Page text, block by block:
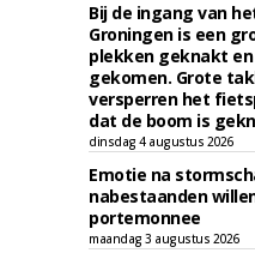
Bij de ingang van
Groningen is een
plekken geknakt
gekomen. Grote
versperren het
dat de boom is
dinsdag 4 augustus 2026
Emotie na
nabestaanden
portemonnee
maandag 3 augustus 2026